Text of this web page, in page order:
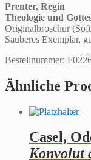
Prenter, Regin
Theologie und
Originalbroschur
Sauberes Exemplar,
Bestellnummer:
Ähnliche
Casel,
Konvolut